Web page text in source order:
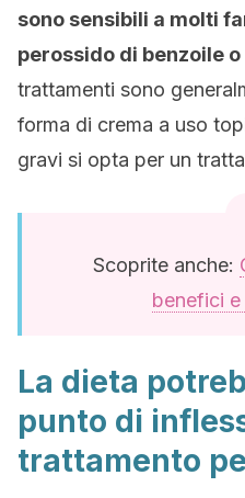
sono sensibili a molti
perossido di benzoile
trattamenti sono
forma di crema a uso
gravi si opta per un
Scoprite anche:
benefici
La dieta
punto di
trattamento